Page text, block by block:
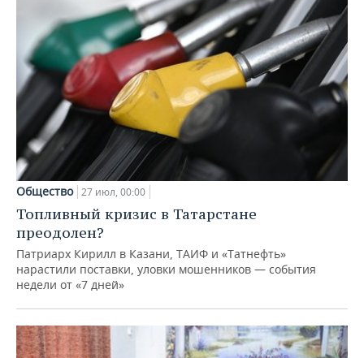
Общество 27 июл, 00:00
Топливный кризис в Татарстане
преодолен?
Патриарх Кирилл в Казани, ТАИФ и «Татнефть»
нарастили поставки, уловки мошенников — события
недели от «7 дней»